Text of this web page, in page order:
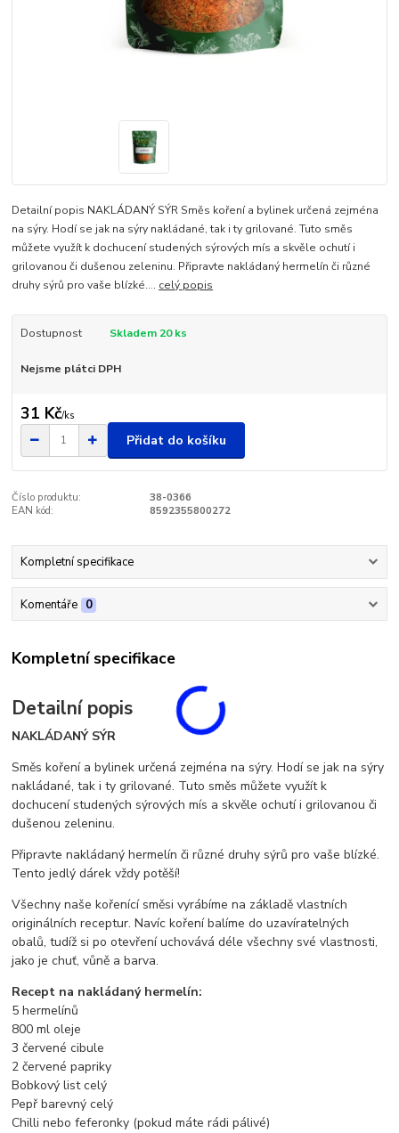
Detailní popis NAKLÁDANÝ SÝR Směs koření a bylinek určená zejména
na sýry. Hodí se jak na sýry nakládané, tak i ty grilované. Tuto směs
můžete využít k dochucení studených sýrových mís a skvěle ochutí i
grilovanou či dušenou zeleninu. Připravte nakládaný hermelín či různé
druhy sýrů pro vaše blízké.... celý popis
Dostupnost Skladem 20 ks
Nejsme plátci DPH
31 Kč/ks
Přidat do košíku
Číslo produktu:
38-0366
EAN kód:
8592355800272
Kompletní specifikace
Komentáře 0
Kompletní specifikace
Detailní popis
NAKLÁDANÝ SÝR
Směs koření a bylinek určená zejména na sýry. Hodí se jak na sýry
nakládané, tak i ty grilované. Tuto směs můžete využít k
dochucení studených sýrových mís a skvěle ochutí i grilovanou či
dušenou zeleninu.
Připravte nakládaný hermelín či různé druhy sýrů pro vaše blízké.
Tento jedlý dárek vždy potěší!
Všechny naše kořenící směsi vyrábíme na základě vlastních
originálních receptur. Navíc koření balíme do uzavíratelných
obalů, tudíž si po otevření uchovává déle všechny své vlastnosti,
jako je chuť, vůně a barva.
Recept na nakládaný hermelín:
5 hermelínů
800 ml oleje
3 červené cibule
2 červené papriky
Bobkový list celý
Pepř barevný celý
Chilli nebo feferonky (pokud máte rádi pálivé)